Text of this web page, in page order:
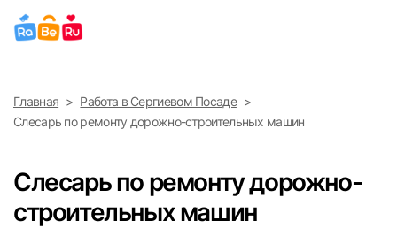
Найти работу Найти сотрудника
Выберите город
Санкт-Петербург
Главная
Работа в Сергиевом Посаде
Слесарь по ремонту дорожно-строительных машин
Слесарь по ремонту дорожно-
строительных машин